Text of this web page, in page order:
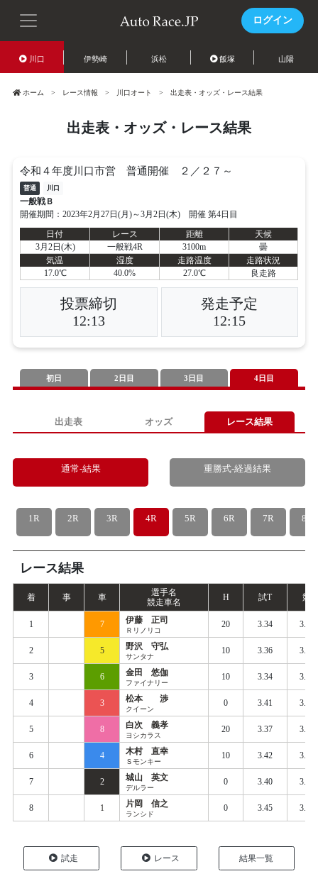
ログイン
川口 伊勢崎 浜松 飯塚 山陽
ホーム レース情報 川口オート 出走表・オッズ・レース結果
出走表・オッズ・レース結果
令和４年度川口市営 普通開催 ２／２７～
普通 川口
一般戦Ｂ
開催期間：2023年2月27日(月)～3月2日(木) 開催 第4日目
日付
レース 距離
天候
3月2日(木)
一般戦4R 3100m
曇
気温
湿度 走路温度
走路状況
17.0℃
40.0% 27.0℃ 良走路
投票締切
12:13
発走予定
12:15
初日 2日目 3日目 4日目
出走表 オッズ レース結果
通常-結果 重勝式-経過結果
1R 2R 3R 4R 5R 6R 7R 8R
レース結果
着 事 車
選手名
競走車名
H 試T 競
1 7 伊藤 正司
Ｒリノリコ
20 3.34 3.439
2 5 野沢 守弘
サンタナ
10 3.36 3.453
3 6 金田 悠伽
ファイナリー
10 3.34 3.479
4 3 松本 渉
クイーン
0 3.41 3.494
5 8 白次 義孝
ヨシカラス
20 3.37 3.474
6 4 木村 直幸
Ｓモンキー
10 3.42 3.492
7 2 城山 英文
デルラー
0 3.40 3.506
8 1 片岡 信之
ランシド
0 3.45 3.590
試走 レース 結果一覧